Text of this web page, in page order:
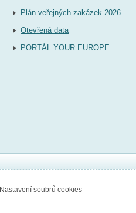
Plán veřejných zakázek 2026
Otevřená data
PORTÁL YOUR EUROPE
Nastavení soubrů cookies